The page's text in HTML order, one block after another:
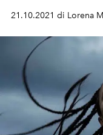
Primavera/Estate
21.10.2021 di Lorena